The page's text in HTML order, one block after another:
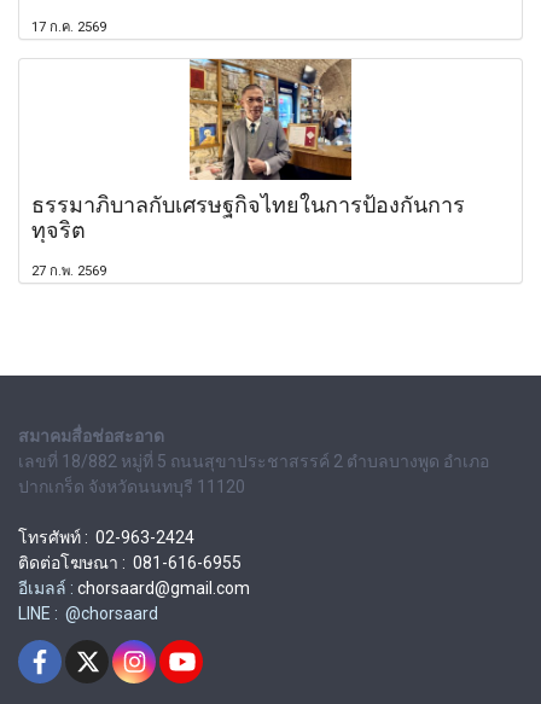
17 ก.ค. 2569
ธรรมาภิบาลกับเศรษฐกิจไทยในการป้องกันการ
ทุจริต
27 ก.พ. 2569
สมาคมสื่อช่อสะอาด
เลขที่ 18/882 หมู่ที่ 5 ถนนสุขาประชาสรรค์ 2 ตำบลบางพูด อำเภอ
ปากเกร็ด จังหวัดนนทบุรี 11120
โทรศัพท์ : 02-963-2424
ติดต่อโฆษณา : 081-616-6955
อีเมลล์ : chorsaard@gmail.com
LINE : @chorsaard